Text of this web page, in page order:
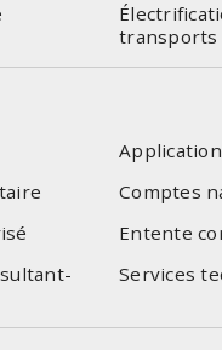
transports
Comptes
Entente
Services